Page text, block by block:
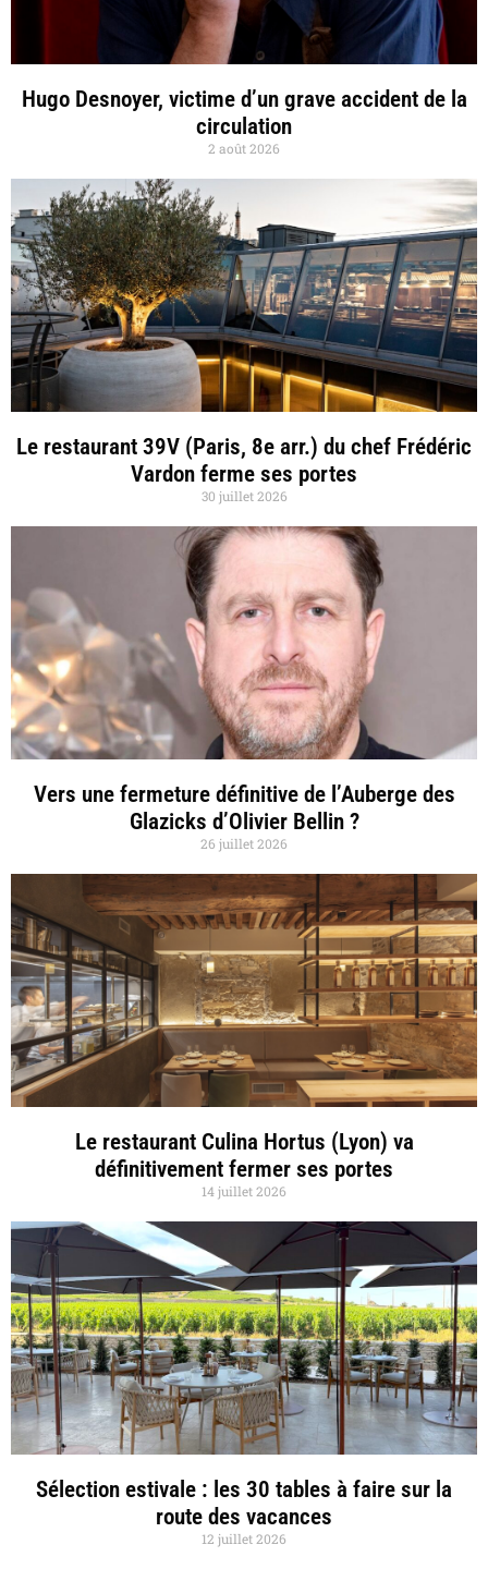
Hugo Desnoyer, victime d’un grave accident de la
circulation
2 août 2026
Le restaurant 39V (Paris, 8e arr.) du chef Frédéric
Vardon ferme ses portes
30 juillet 2026
Vers une fermeture définitive de l’Auberge des
Glazicks d’Olivier Bellin ?
26 juillet 2026
Le restaurant Culina Hortus (Lyon) va
définitivement fermer ses portes
14 juillet 2026
Sélection estivale : les 30 tables à faire sur la
route des vacances
12 juillet 2026